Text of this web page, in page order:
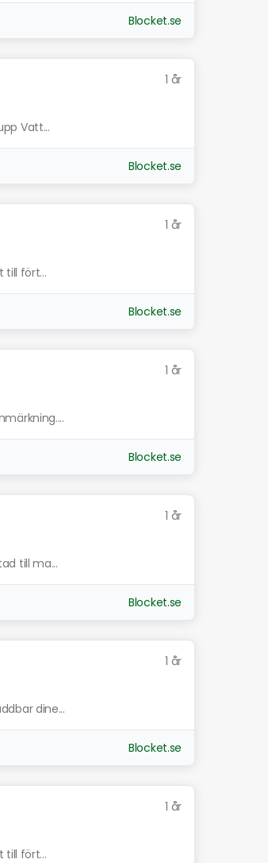
Blocket.se
1 år
Vatt...
Blocket.se
1 år
till fört...
Blocket.se
1 år
Blocket.se
1 år
till ma...
Blocket.se
1 år
dine...
Blocket.se
1 år
till fört...